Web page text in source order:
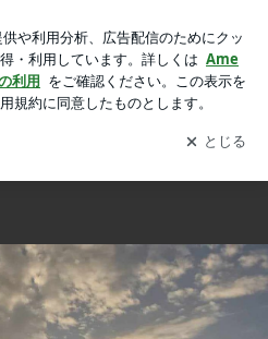
第2期「春名式かくりん気功」認定インストラクターコース